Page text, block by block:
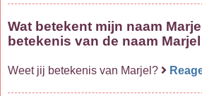
Wat betekent mijn naam
betekenis van de naam Marjel
Weet jij betekenis van Marjel?